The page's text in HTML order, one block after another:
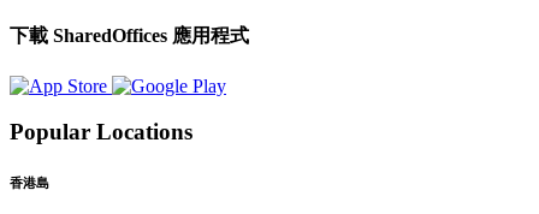
下載 SharedOffices 應用程式
Popular Locations
香港島